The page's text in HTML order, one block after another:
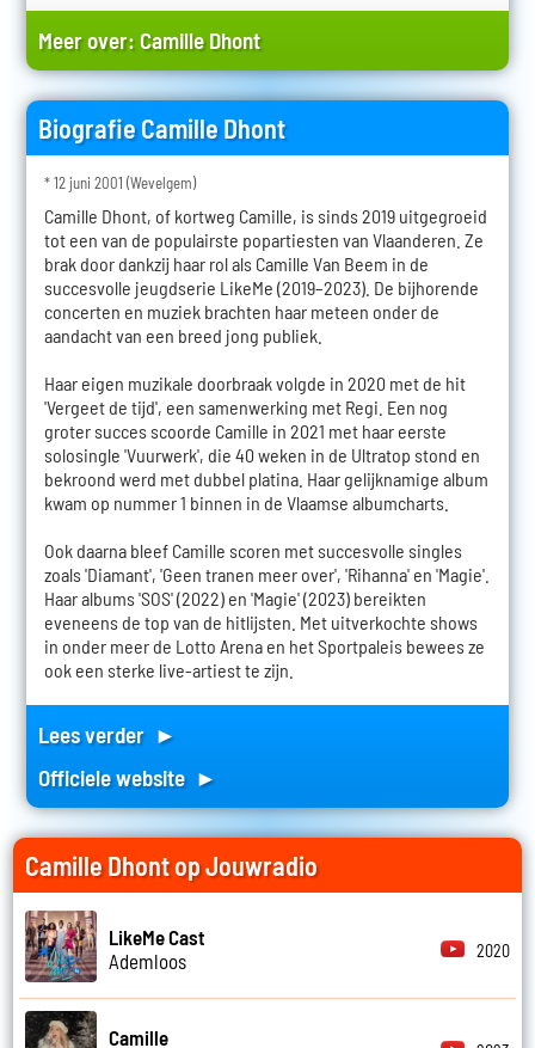
Meer over: Camille Dhont
Biografie Camille Dhont
* 12 juni 2001 (Wevelgem)
Camille Dhont, of kortweg Camille, is sinds 2019 uitgegroeid
tot een van de populairste popartiesten van Vlaanderen. Ze
brak door dankzij haar rol als Camille Van Beem in de
succesvolle jeugdserie LikeMe (2019–2023). De bijhorende
concerten en muziek brachten haar meteen onder de
aandacht van een breed jong publiek.
Haar eigen muzikale doorbraak volgde in 2020 met de hit
'Vergeet de tijd', een samenwerking met Regi. Een nog
groter succes scoorde Camille in 2021 met haar eerste
solosingle 'Vuurwerk', die 40 weken in de Ultratop stond en
bekroond werd met dubbel platina. Haar gelijknamige album
kwam op nummer 1 binnen in de Vlaamse albumcharts.
Ook daarna bleef Camille scoren met succesvolle singles
zoals 'Diamant', 'Geen tranen meer over', 'Rihanna' en 'Magie'.
Haar albums 'SOS' (2022) en 'Magie' (2023) bereikten
eveneens de top van de hitlijsten. Met uitverkochte shows
in onder meer de Lotto Arena en het Sportpaleis bewees ze
ook een sterke live-artiest te zijn.
Lees verder ►
Officiele website ►
Camille Dhont op Jouwradio
LikeMe Cast
Ademloos
2020
Camille